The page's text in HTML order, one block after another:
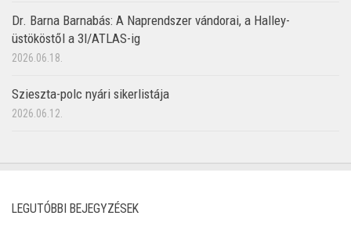
Dr. Barna Barnabás: A Naprendszer vándorai, a Halley-
üstököstől a 3I/ATLAS-ig
2026.06.18.
Szieszta-polc nyári sikerlistája
2026.06.12.
LEGUTÓBBI BEJEGYZÉSEK